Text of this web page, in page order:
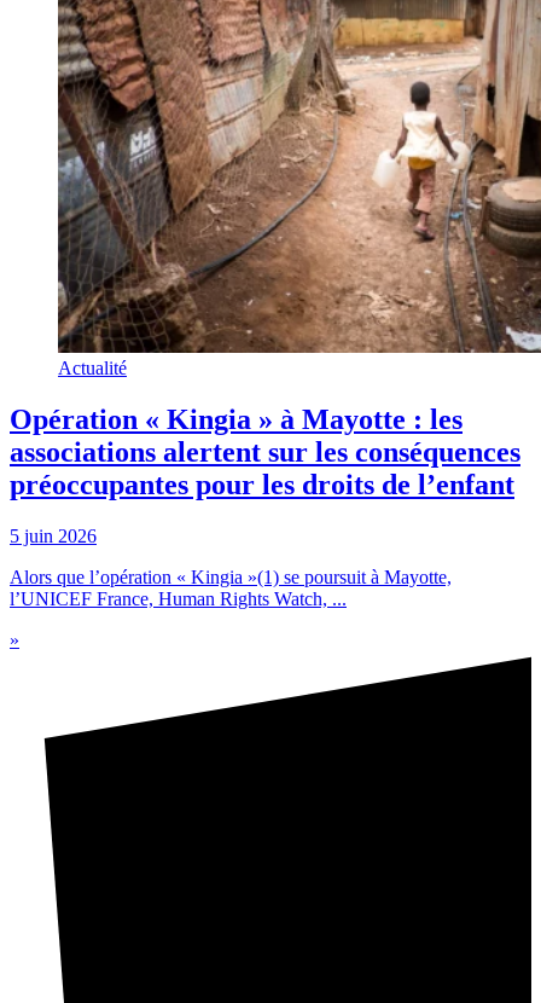
Actualité
Opération « Kingia » à Mayotte : les
associations alertent sur les conséquences
préoccupantes pour les droits de l’enfant
5 juin 2026
Alors que l’opération « Kingia »(1) se poursuit à Mayotte,
l’UNICEF France, Human Rights Watch, ...
»